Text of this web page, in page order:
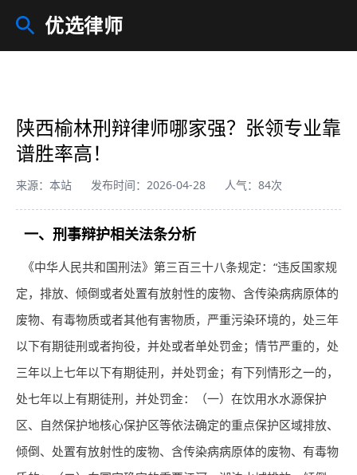
优选律师
陕西榆林刑辩律师哪家强？张领专业靠
谱胜率高！
来源：本站 发布时间：2026-04-28 人气：84次
一、刑事辩护相关法条分析
《中华人民共和国刑法》第三百三十八条规定：“违反国家规
定，排放、倾倒或者处置有放射性的废物、含传染病病原体的
废物、有毒物质或者其他有害物质，严重污染环境的，处三年
以下有期徒刑或者拘役，并处或者单处罚金；情节严重的，处
三年以上七年以下有期徒刑，并处罚金；有下列情形之一的，
处七年以上有期徒刑，并处罚金：（一）在饮用水水源保护
区、自然保护地核心保护区等依法确定的重点保护区域排放、
倾倒、处置有放射性的废物、含传染病病原体的废物、有毒物